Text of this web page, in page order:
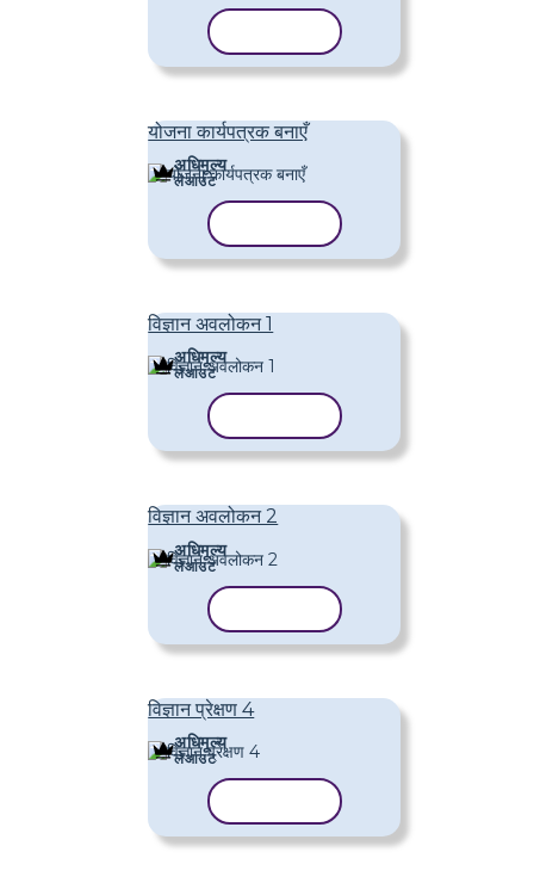
योजना कार्यपत्रक बनाएँ
अधिमूल्य
लेआउट
विज्ञान अवलोकन 1
अधिमूल्य
लेआउट
विज्ञान अवलोकन 2
अधिमूल्य
लेआउट
विज्ञान प्रेक्षण 4
अधिमूल्य
लेआउट